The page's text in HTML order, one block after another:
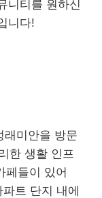
니티를 원하신
니다!
래미안을 방문
한 생활 인프
페들이 있어
트 단지 내에